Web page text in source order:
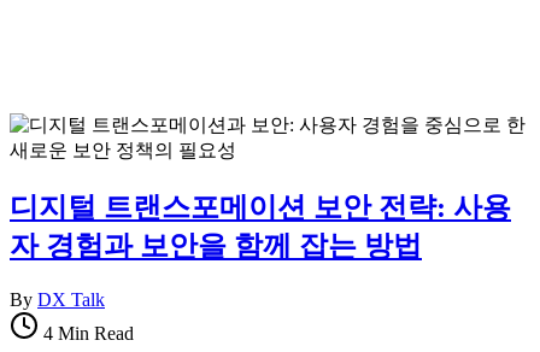
디지털 트랜스포메이션 보안 전략: 사용
자 경험과 보안을 함께 잡는 방법
By DX Talk
4 Min Read